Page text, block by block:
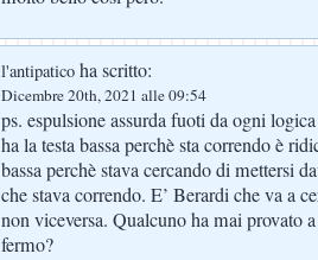
l'antipatico ha scritto:
Dicembre 20th, 2021 alle 09:54
ps. espulsione assurda fuoti da ogni
ha la testa bassa perchè sta correndo è
bassa perchè stava cercando di mettersi
che stava correndo. E’ Berardi che va a
non viceversa. Qualcuno ha mai provato
fermo?